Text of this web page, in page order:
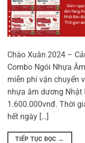
Chào Xuân 2024 –
Combo Ngói Nhựa
miễn phí vận chuyển
nhựa âm dương Nhật
1.600.000vnđ. Thời
hết ngày […]
TIẾP TỤC ĐỌC →